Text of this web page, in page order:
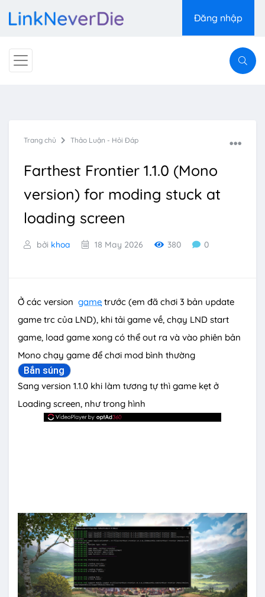
Đăng nhập
Trang chủ Thảo Luận - Hỏi Đáp
Farthest Frontier 1.1.0 (Mono
version) for moding stuck at
loading screen
bởi khoa 18 May 2026 380 0
Ở các version game trước (em đã chơi 3 bản update
game trc của LND), khi tải game về, chạy LND start
game, load game xong có thể out ra và vào phiên bản
Mono chạy game để chơi mod bình thường
Bắn súng
Sang version 1.1.0 khi làm tương tự thì game kẹt ở
Loading screen, như trong hình